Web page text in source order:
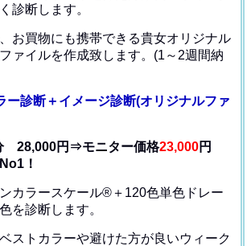
診断します。
お買物にも携帯できる貴女オリジナル
ァイルを作成致します。(1～2週間納
ー診断＋イメージ診断(オリジナルファ
28,000円⇒モニター価格23,000円
！
カラースケール®＋120色単色ドレー
を診断します。
ストカラーや避けた方が良いウィーク